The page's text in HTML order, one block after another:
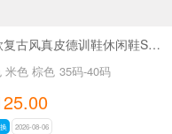
新款复古风真皮德训鞋休闲鞋SA2696
米色 棕色 35码-40码
2026-08-06